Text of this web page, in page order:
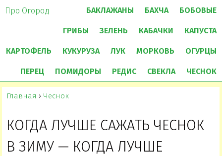
Про Огород БАКЛАЖАНЫ БАХЧА БОБОВЫЕ
ГРИБЫ ЗЕЛЕНЬ КАБАЧКИ КАПУСТА
КАРТОФЕЛЬ КУКУРУЗА ЛУК МОРКОВЬ ОГУРЦЫ
ПЕРЕЦ ПОМИДОРЫ РЕДИС СВЕКЛА ЧЕСНОК
Главная › Чеснок
КОГДА ЛУЧШЕ САЖАТЬ ЧЕСНОК
В ЗИМУ — КОГДА ЛУЧШЕ